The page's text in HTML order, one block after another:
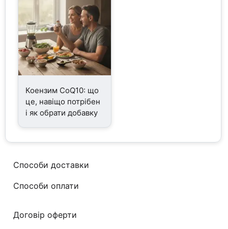
Коензим CoQ10: що
це, навіщо потрібен
і як обрати добавку
Способи доставки
Способи оплати
Договір оферти